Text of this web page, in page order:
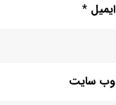
ایمیل *
وب‌ سایت